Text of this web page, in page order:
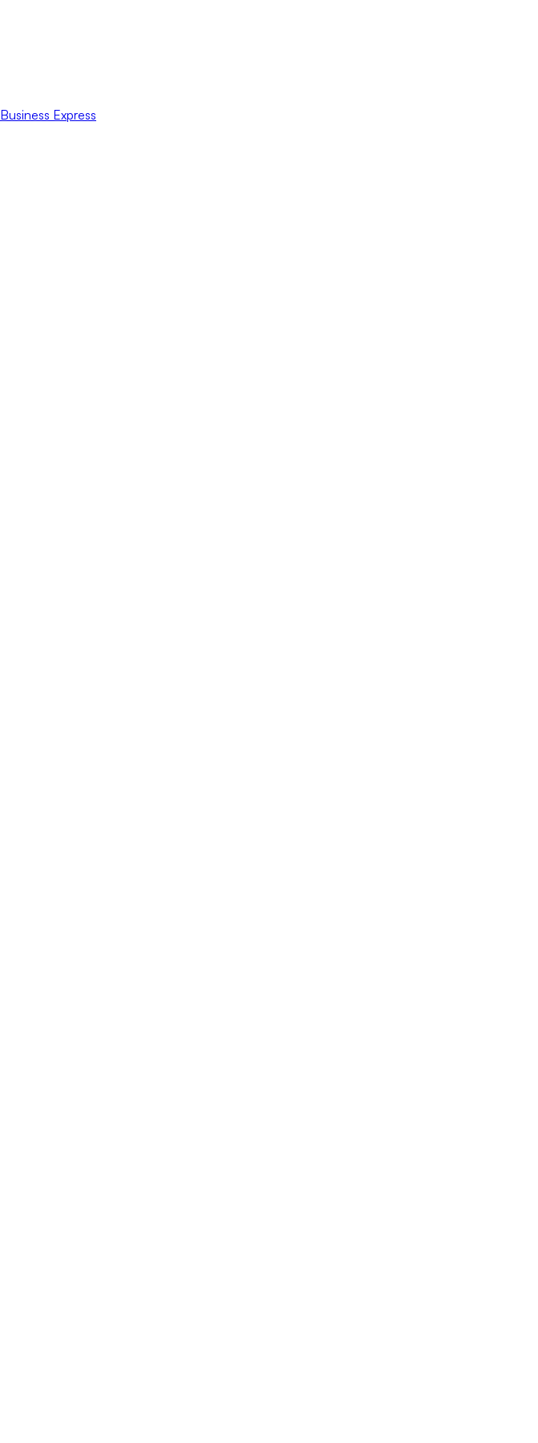
Business Express